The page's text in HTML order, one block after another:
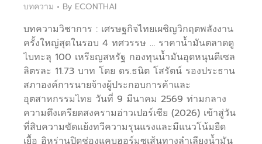
บทความ By ECONTHAI
บทความวิชาการ : เศรษฐกิจไทยเผชิญวิกฤตพลังงาน
ครั้งใหญ่สุดในรอบ 4 ทศวรรษ … ราคาน้ำมันตลาดดู
ไบทะลุ 100 เหรียญสหรัฐ กองทุนน้ำมันอุดหนุนดีเซล
ลิตรละ 11.73 บาท โดย ดร.ธนิต โสรัตน์ รองประธาน
สภาองค์การนายจ้างผู้ประกอบการค้าและ
อุตสาหกรรมไทย วันที่ 9 มีนาคม 2569 ท่ามกลาง
ความตึงเครียดสงครามอ่าวเปอร์เซีย (2026) เข้าสู่วัน
ที่สิบความขัดแย้งทวีความรุนแรงและมีแนวโน้มยืด